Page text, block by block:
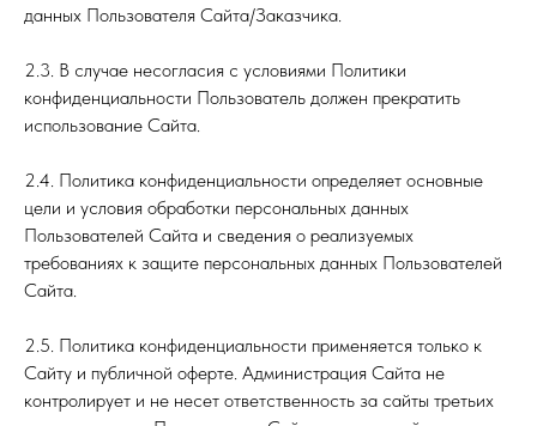
данных Пользователя Сайта/Заказчика.
2.3. В случае несогласия с условиями Политики
конфиденциальности Пользователь должен прекратить
использование Сайта.
2.4. Политика конфиденциальности определяет основные
цели и условия обработки персональных данных
Пользователей Сайта и сведения о реализуемых
требованиях к защите персональных данных Пользователей
Сайта.
2.5. Политика конфиденциальности применяется только к
Сайту и публичной оферте. Администрация Сайта не
контролирует и не несет ответственность за сайты третьих